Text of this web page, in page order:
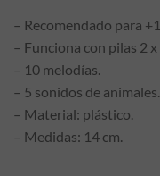
– Recomendado para
– Funciona con pilas 2
– 10 melodías.
– 5 sonidos de animales.
– Material: plástico.
– Medidas: 14 cm.